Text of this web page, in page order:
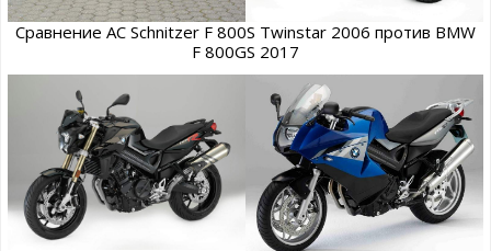
Сравнение AC Schnitzer F 800S Twinstar 2006 против BMW
F 800GS 2017